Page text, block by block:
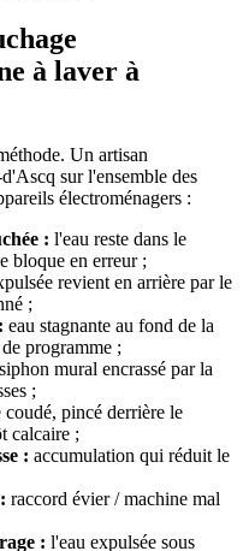
à laver à
Un artisan
sur l'ensemble des
électroménagers :
: l'eau reste dans le
bloque en erreur ;
revient en arrière par le
;
eau stagnante au fond de la
programme ;
siphon mural encrassé par la
;
pincé derrière le
calcaire ;
: accumulation qui réduit le
raccord évier / machine mal
: l'eau expulsée sous